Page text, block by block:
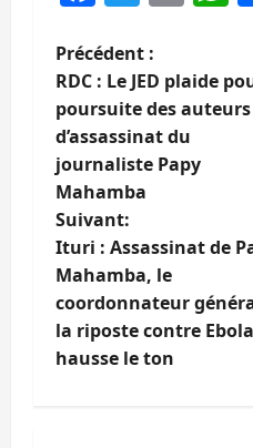
N
a
v
i
g
a
t
Précédent :
RDC : Le JED plaide
poursuite des auteurs
d’assassinat du
journaliste Papy
Mahamba
Suivant:
Ituri : Assassinat de
Mahamba, le
coordonnateur
la riposte contre Ebola
hausse le ton